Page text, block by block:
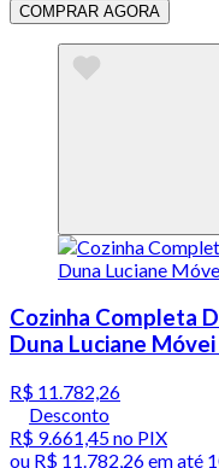
COMPRAR AGORA
Cozinha Completa
Duna Luciane
R$ 11.782,26
Desconto
R$ 9.661,45no PIX
ou R$ 11.782,26em até